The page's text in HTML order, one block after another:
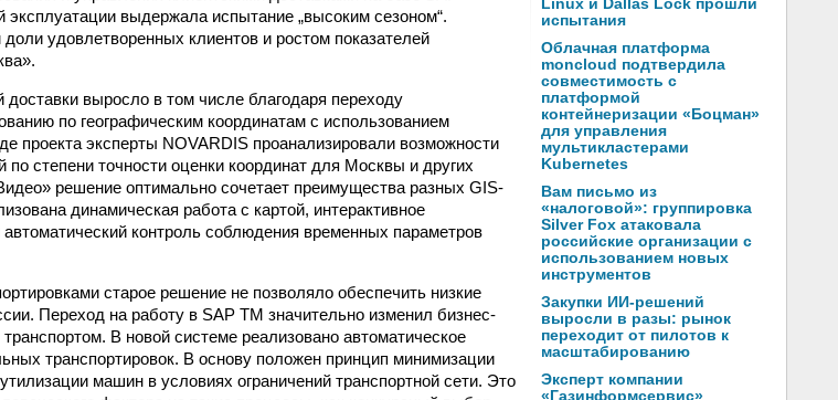
выдержала испытание „высоким сезоном“.
удовлетворенных клиентов и ростом показателей
выросло в том числе благодаря переходу
по географическим координатам с использованием
проекта эксперты NOVARDIS проанализировали возможности
степени точности оценки координат для Москвы и других
решение оптимально сочетает преимущества разных GIS-
динамическая работа с картой, интерактивное
контроль соблюдения временных параметров
старое решение не позволяло обеспечить низкие
Переход на работу в SAP TM значительно изменил бизнес-
В новой системе реализовано автоматическое
транспортировок. В основу положен принцип минимизации
машин в условиях ограничений транспортной сети. Это
Linux и Dallas Lock прошли
испытания
Облачная платформа
moncloud подтвердила
совместимость с
платформой
контейнеризации «Боцман»
для управления
мультикластерами
Kubernetes
Вам письмо из
«налоговой»: группировка
Silver Fox атаковала
российские организации с
использованием новых
инструментов
Закупки ИИ-решений
выросли в разы: рынок
переходит от пилотов к
масштабированию
Эксперт компании
«Газинформсервис»